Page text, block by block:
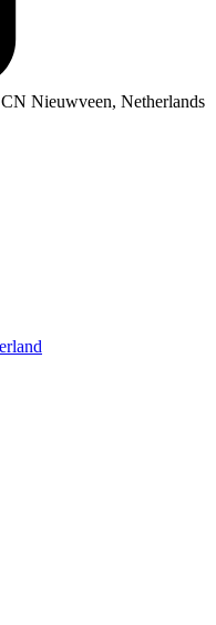
Nieuwveen, Netherlands